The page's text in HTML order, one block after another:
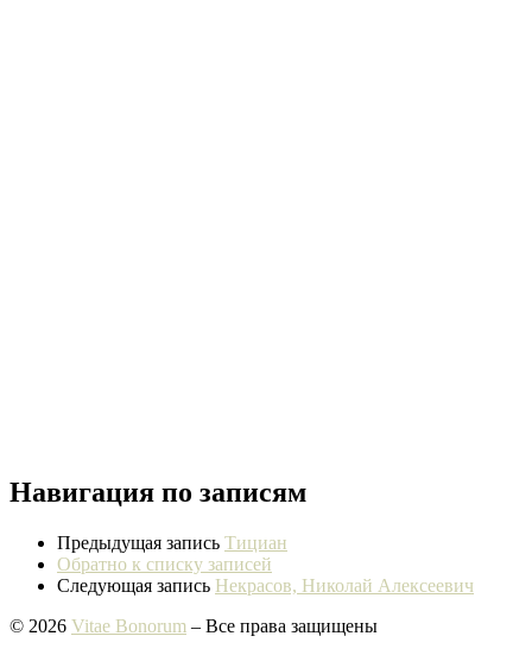
Навигация по записям
Предыдущая запись Тициан
Обратно к списку записей
Следующая запись Некрасов, Николай Алексеевич
© 2026 Vitae Bonorum – Все права защищены